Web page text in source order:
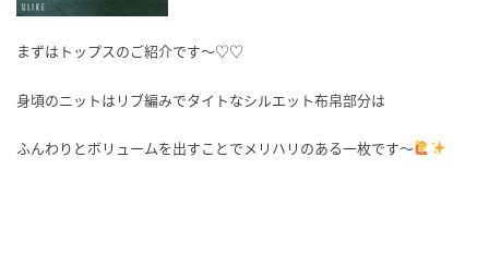
まずはトップスのご紹介です～♡♡
身頃のニットはリブ編みでタイトなシルエット布帛部分は
ふんわりとボリュームを出すことでメリハリのある一枚です～